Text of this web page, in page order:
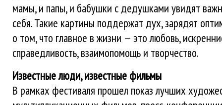
мамы, и папы, и бабушки с дедушками увидят
себя. Такие картины поддержат дух, зарядят
о том, что главное в жизни — это любовь,
справедливость, взаимопомощь и творчество.
Известные люди, известные фильмы
В рамках фестиваля прошел показ лучших